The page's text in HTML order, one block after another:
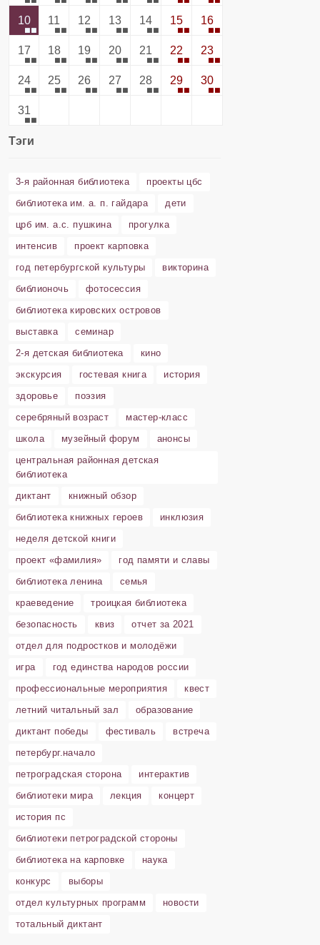
10 11 12 13 14 15 16
17 18 19 20 21 22 23
24 25 26 27 28 29 30
31
Тэги
3-я районная библиотека
проекты цбс
библиотека им. а. п. гайдара
дети
црб им. а.с. пушкина
прогулка
интенсив
проект карповка
год петербургской культуры
викторина
библионочь
фотосессия
библиотека кировских островов
выставка
семинар
2-я детская библиотека
кино
экскурсия
гостевая книга
история
здоровье
поэзия
серебряный возраст
мастер-класс
школа
музейный форум
анонсы
центральная районная детская
библиотека
диктант
книжный обзор
библиотека книжных героев
инклюзия
неделя детской книги
проект «фамилия»
год памяти и славы
библиотека ленина
семья
краеведение
троицкая библиотека
безопасность
квиз
отчет за 2021
отдел для подростков и молодёжи
игра
год единства народов россии
профессиональные мероприятия
квест
летний читальный зал
образование
диктант победы
фестиваль
встреча
петербург.начало
петроградская сторона
интерактив
библиотеки мира
лекция
концерт
история пс
библиотеки петроградской стороны
библиотека на карповке
наука
конкурс
выборы
отдел культурных программ
новости
тотальный диктант